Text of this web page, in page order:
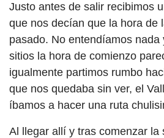
Justo antes de salir recibimos
que nos decían que la hora de
pasado. No entendíamos
sitios la hora de comienzo
igualmente partimos rumbo
que nos quedaba sin ver, el
íbamos a hacer una ruta
Al llegar allí y tras comenzar la